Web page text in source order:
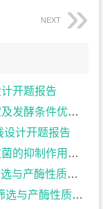
NEXT
开题报告
件优化开题报告
设计开题报告
作用开题报告
质研究开题报告
性质研究开题报告